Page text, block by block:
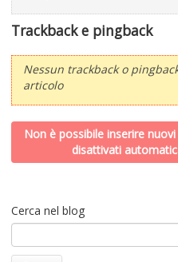
Trackback e pingback
Nessun trackback o
articolo
Non è possibile inserire
disattivati
Cerca nel blog